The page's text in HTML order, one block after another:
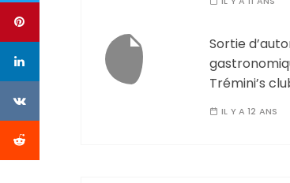
Sortie
Trémini’s
IL Y A 12 ANS